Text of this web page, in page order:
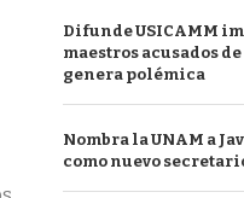
Difunde USICAMM
maestros acusados
genera polémica
Nombra la UNAM a
como nuevo